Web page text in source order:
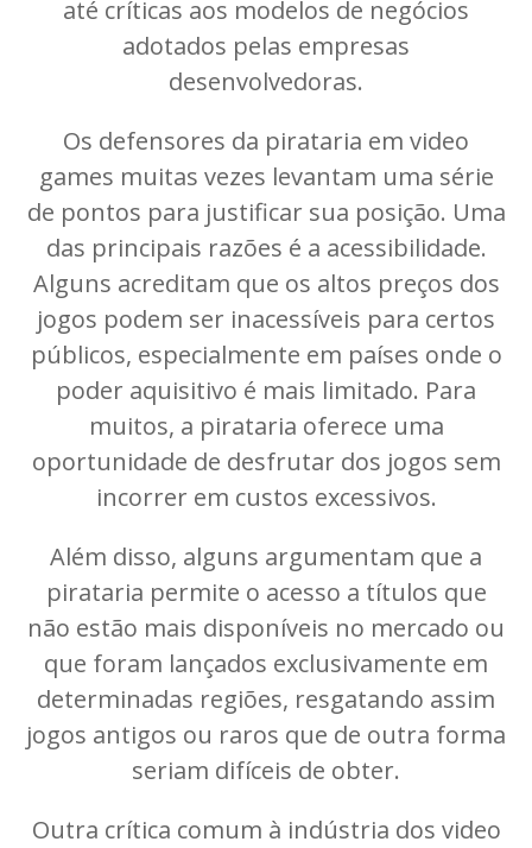
até críticas aos modelos de negócios
adotados pelas empresas
desenvolvedoras.
Os defensores da pirataria em video
games muitas vezes levantam uma série
de pontos para justificar sua posição. Uma
das principais razões é a acessibilidade.
Alguns acreditam que os altos preços dos
jogos podem ser inacessíveis para certos
públicos, especialmente em países onde o
poder aquisitivo é mais limitado. Para
muitos, a pirataria oferece uma
oportunidade de desfrutar dos jogos sem
incorrer em custos excessivos.
Além disso, alguns argumentam que a
pirataria permite o acesso a títulos que
não estão mais disponíveis no mercado ou
que foram lançados exclusivamente em
determinadas regiões, resgatando assim
jogos antigos ou raros que de outra forma
seriam difíceis de obter.
Outra crítica comum à indústria dos video